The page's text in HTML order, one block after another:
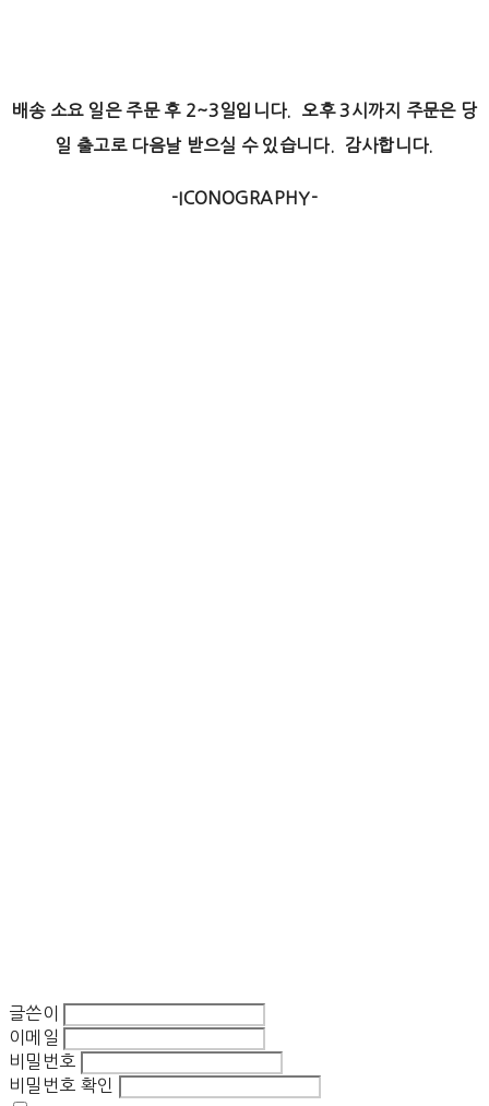
배송 소요 일은 주문 후 2~3일입니다. 오후 3시까지 주문은 당
일 출고로 다음날 받으실 수 있습니다. 감사합니다.
-ICONOGRAPHY-
글쓴이
이메일
비밀번호
비밀번호 확인